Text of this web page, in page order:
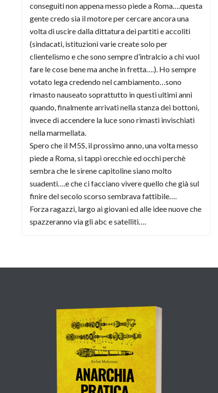
conseguiti non appena messo piede a Roma….questa
gente credo sia il motore per cercare ancora una
volta di uscire dalla dittatura dei partiti e accoliti
(sindacati, istituzioni varie create solo per
clientelismo e che sono sempre d’intralcio a chi vuol
fare le cose bene ma anche in fretta….). Ho sempre
votato lega credendo nel cambiamento…sono
rimasto nauseato soprattutto in questi ultimi anni
quando, finalmente arrivati nella stanza dei bottoni,
invece di accendere la luce sono rimasti invischiati
nella marmellata.
Spero che il M5S, il prossimo anno, una volta messo
piede a Roma, si tappi orecchie ed occhi perchè
sembra che le sirene capitoline siano molto
suadenti….e che ci facciano vivere quello che già sul
finire del secolo scorso sembrava fattibile….
Forza ragazzi, largo ai giovani ed alle idee nuove che
spazzeranno via gli abc e satelliti….